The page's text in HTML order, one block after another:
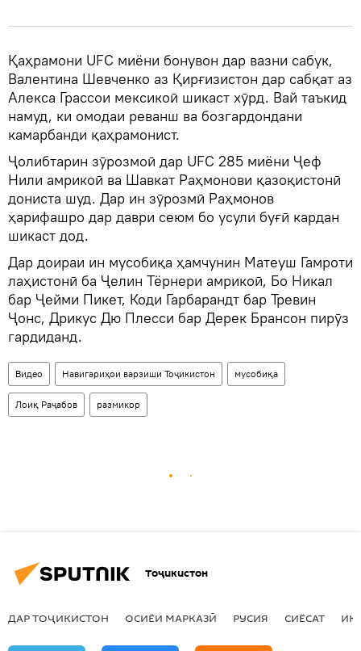
Қаҳрамони UFC миёни бонувон дар вазни сабук,
Валентина Шевченко аз Қирғизистон дар сабқат аз
Алекса Грассои мексикоӣ шикаст хӯрд. Вай таъкид
намуд, ки омодаи реванш ва бозгардондани
камарбанди қаҳрамонист.
Ҷолибтарин зӯрозмоӣ дар UFC 285 миёни Ҷеф
Нили амрикоӣ ва Шавкат Раҳмонови қазоқистонӣ
дониста шуд. Дар ин зӯрозмӣ Раҳмонов
ҳарифашро дар даври сеюм бо усули буғӣ кардан
шикаст дод.
Дар доираи ин мусобиқа ҳамчунин Матеуш Гамроти
лаҳистонӣ ба Ҷелин Тёрнери амрикоӣ, Бо Никал
бар Ҷейми Пикет, Коди Гарбарандт бар Тревин
Ҷонс, Дрикус Дю Плесси бар Дерек Брансон пирӯз
гардиданд.
Видео Навигариҳои варзиши Тоҷикистон мусобиқа
Лоиқ Раҷабов размикор
Тоҷикистон
ДАР ТОҶИКИСТОН ОСИЁИ МАРКАЗӢ РУСИЯ СИЁСАТ